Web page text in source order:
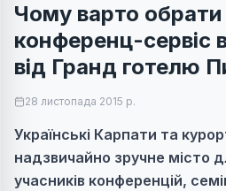
Чому варто обрати
конференц-сервіс
від Гранд готелю
28 листопада 2015 р.
Українські Карпати та
надзвичайно зручне місто
учасників конференцій,